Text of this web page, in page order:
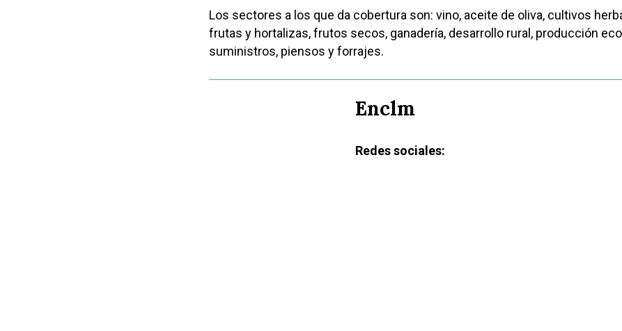
Los sectores a los que da cobertura son: vino, aceite de oliva, cultivos
frutas y hortalizas, frutos secos, ganadería, desarrollo rural, producción
suministros, piensos y forrajes.
Enclm
Redes sociales: